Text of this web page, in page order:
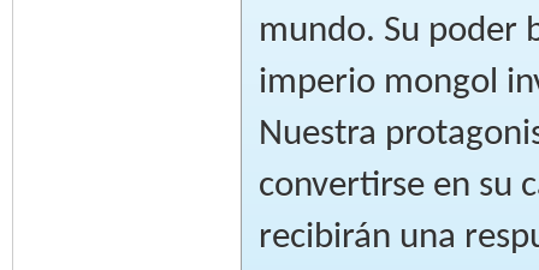
mundo. Su poder
imperio mongol
Nuestra
convertirse en su
recibirán una